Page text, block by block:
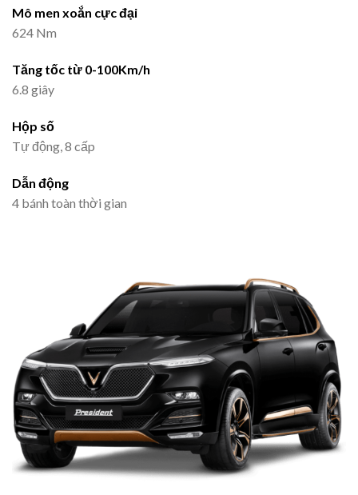
Mô men xoắn cực đại
624 Nm
Tăng tốc từ 0-100Km/h
6.8 giây
Hộp số
Tự động, 8 cấp
Dẫn động
4 bánh toàn thời gian